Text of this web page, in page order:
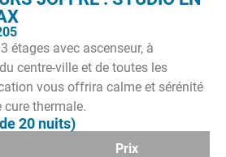
étages avec ascenseur, à
centre-ville et de toutes les
vous offrira calme et sérénité
cure thermale.
20 nuits)
Prix